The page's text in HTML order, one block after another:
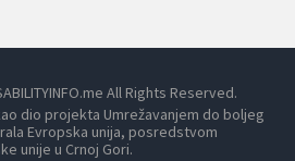
All Rights Reserved.
dio projekta Umrežavanjem do boljeg
Evropska unija, posredstvom
unije u Crnoj Gori.